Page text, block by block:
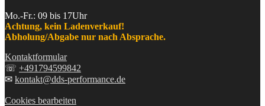
Mo.-Fr.: 09 bis 17Uhr
Achtung, kein Ladenverkauf!
Abholung/Abgabe nur nach Absprache.
Kontaktformular
☏ +491794599842
✉ kontakt@dds-performance.de
Cookies bearbeiten